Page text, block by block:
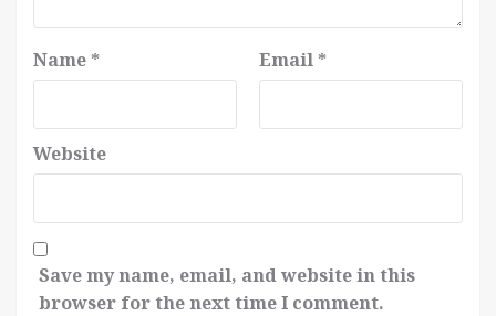
Name * Email *
Website
Save my name, email, and website in this
browser for the next time I comment.